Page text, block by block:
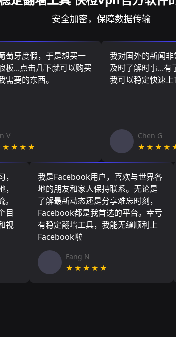
安全加密，保障数据传输
萄牙度假，于是想买一
板...点击几下就可以购买
需要的东西。
V
我对国外的新闻
及时了解时事...有
我可以稳定快速上
Chen G
目
视
我是Facebook用户，喜欢与世界各
地的朋友和家人保持联系。无论是
了解最新动态还是分享难忘时刻，
Facebook都是我首选的平台。幸亏
有稳定翻墙工具，我能无缝顺利上
Facebook啦
Fang N
★★★★★